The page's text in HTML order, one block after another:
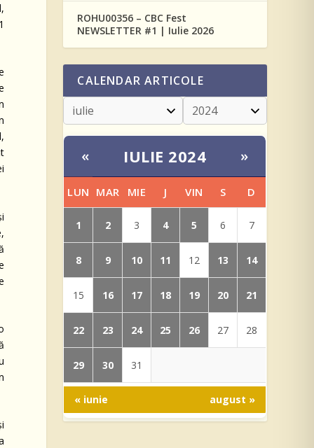
ROHU00356 – CBC Fest
NEWSLETTER #1 | Iulie 2026
CALENDAR ARTICOLE
« IULIE 2024 »
LUN MAR MIE J VIN S D
1 2 3 4 5 6 7
8 9 10 11 12 13 14
15 16 17 18 19 20 21
22 23 24 25 26 27 28
29 30 31
« iunie august »